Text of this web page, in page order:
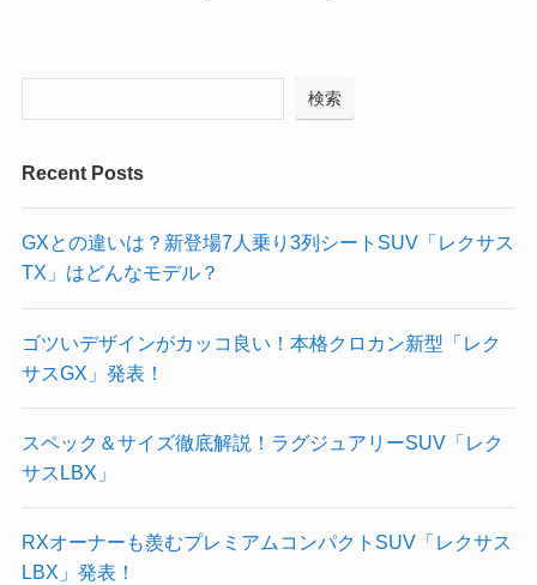
検索
Recent Posts
GXとの違いは？新登場7人乗り3列シートSUV「レクサス
TX」はどんなモデル？
ゴツいデザインがカッコ良い！本格クロカン新型「レク
サスGX」発表！
スペック＆サイズ徹底解説！ラグジュアリーSUV「レク
サスLBX」
RXオーナーも羨むプレミアムコンパクトSUV「レクサス
LBX」発表！